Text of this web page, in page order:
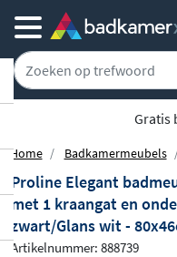
Gratis
Home Badkamermeubels
Proline Elegant
met 1 kraangat en
zwart/Glans wit -
Artikelnummer: 888739